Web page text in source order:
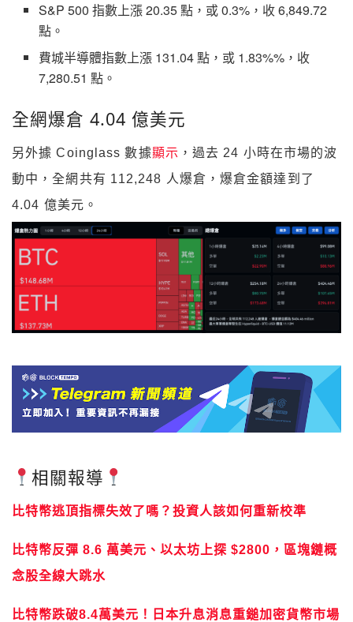
S&P 500 指數上漲 20.35 點，或 0.3%，收 6,849.72
點。
費城半導體指數上漲 131.04 點，或 1.83%%，收
7,280.51 點。
全網爆倉 4.04 億美元
另外據 Coinglass 數據顯示 ，過去 24 小時在市場的波
動中，全網共有 112,248 人爆倉，爆倉金額達到了
4.04 億美元。
相關報導
比特幣逃頂指標失效了嗎？投資人該如何重新校準
比特幣反彈 8.6 萬美元、以太坊上探 $2800，區塊鏈概
念股全線大跳水
比特幣跌破8.4萬美元！日本升息消息重鎚加密貨幣市場